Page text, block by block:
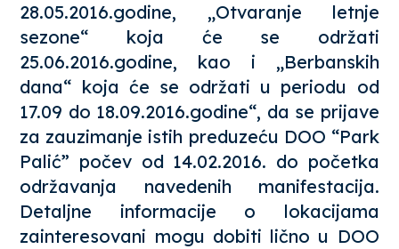
28.05.2016.godine, „Otvaranje letnje
sezone“ koja će se održati
25.06.2016.godine, kao i „Berbanskih
dana“ koja će se održati u periodu od
17.09 do 18.09.2016.godine“, da se prijave
za zauzimanje istih preduzeću DOO “Park
Palić” počev od 14.02.2016. do početka
održavanja navedenih manifestacija.
Detaljne informacije o lokacijama
zainteresovani mogu dobiti lično u DOO